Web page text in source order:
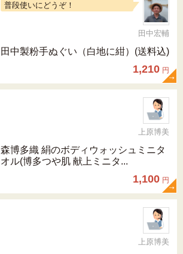
普段使いにどうぞ！
田中宏輔
田中製粉手ぬぐい（白地に紺）(送料込)
1,210 円
上原博美
森博多織 絹のボディウォッシュミニタ
オル(博多つや肌 献上ミニタ...
1,100 円
上原博美